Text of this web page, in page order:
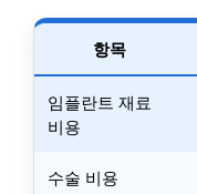
항목
임플란트 재료
비용
수술 비용